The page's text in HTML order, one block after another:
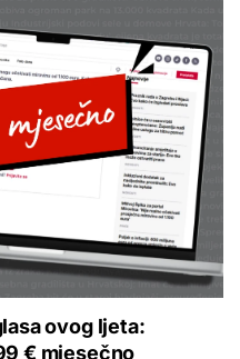
ovog ljeta:
€ mjesečno